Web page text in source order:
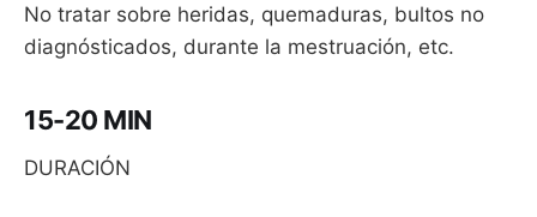
No tratar sobre heridas, quemaduras, bultos no
diagnósticados, durante la mestruación, etc.
15-20 MIN
DURACIÓN